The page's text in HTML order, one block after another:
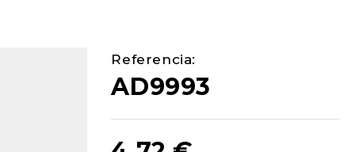
Referencia:
AD9993